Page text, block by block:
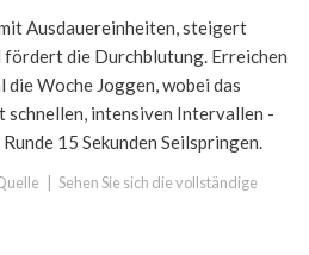
Ausdauereinheiten, steigert
fördert die Durchblutung. Erreichen
die Woche Joggen, wobei das
schnellen, intensiven Intervallen -
15 Sekunden Seilspringen.
Sehen Sie sich die vollständige